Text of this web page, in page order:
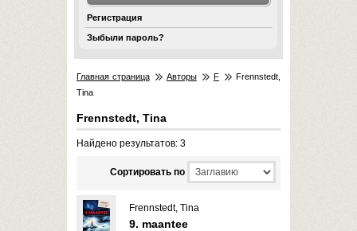
Регистрация
Зыбыли пароль?
Главная страница Авторы F
Frennstedt,
Tina
Frennstedt, Tina
Найдено результатов: 3
Cортировать по
Frennstedt, Tina
9. maantee